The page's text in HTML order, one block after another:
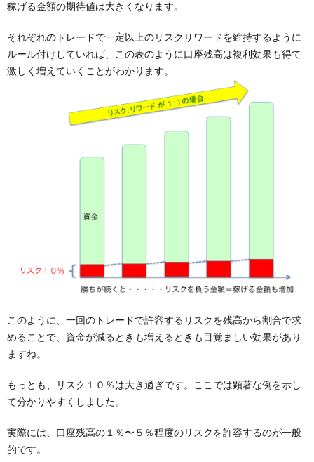
稼げる金額の期待値は大きくなります。
それぞれのトレードで一定以上のリスクリワードを維持するように
ルール付けしていれば、この表のように口座残高は複利効果も得て
激しく増えていくことがわかります。
このように、一回のトレードで許容するリスクを残高から割合で求
めることで、資金が減るときも増えるときも目覚ましい効果があり
ますね。
もっとも、リスク１０％は大き過ぎです。ここでは顕著な例を示し
て分かりやすくしました。
実際には、口座残高の１％〜５％程度のリスクを許容するのが一般
的です。